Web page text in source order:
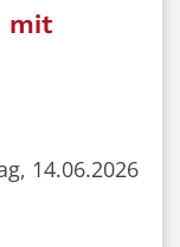
mit
14.06.2026